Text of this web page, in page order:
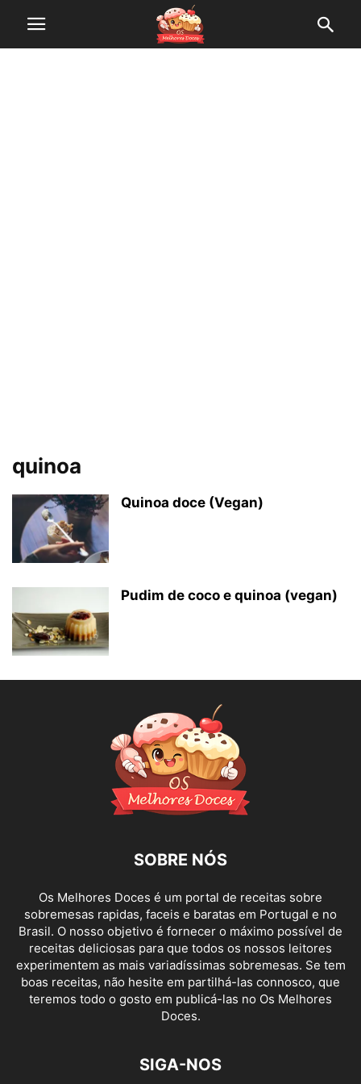
quinoa
Quinoa doce (Vegan)
Pudim de coco e quinoa (vegan)
SOBRE NÓS
Os Melhores Doces é um portal de receitas sobre
sobremesas rapidas, faceis e baratas em Portugal e no
Brasil. O nosso objetivo é fornecer o máximo possível de
receitas deliciosas para que todos os nossos leitores
experimentem as mais variadíssimas sobremesas. Se tem
boas receitas, não hesite em partilhá-las connosco, que
teremos todo o gosto em publicá-las no Os Melhores
Doces.
SIGA-NOS